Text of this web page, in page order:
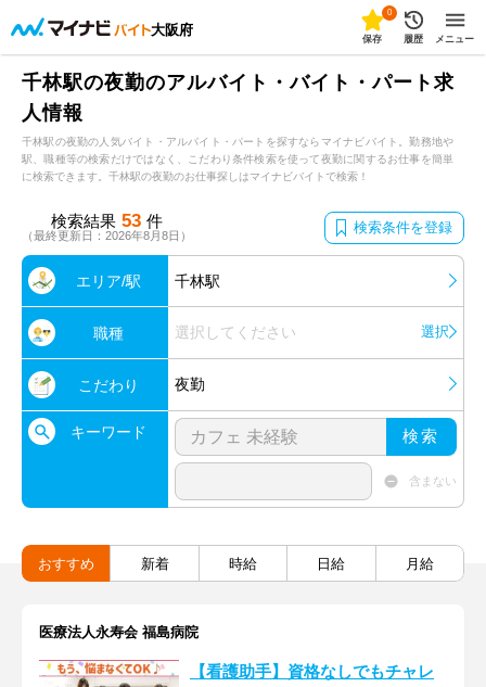
大阪府
0
保存 履歴 メニュー
千林駅の夜勤のアルバイト・バイト・パート求
人情報
千林駅の夜勤の人気バイト・アルバイト・パートを探すならマイナビバイト。勤務地や
駅、職種等の検索だけではなく、こだわり条件検索を使って夜勤に関するお仕事を簡単
に検索できます。千林駅の夜勤のお仕事探しはマイナビバイトで検索！
検索結果 53 件
（最終更新日：2026年8月8日） 検索条件を登録
エリア/駅 千林駅
職種 選択してください 選択
こだわり 夜勤
キーワード 検索
含まない
おすすめ 新着 時給 日給 月給
医療法人永寿会 福島病院
【看護助手】資格なしでもチャレ